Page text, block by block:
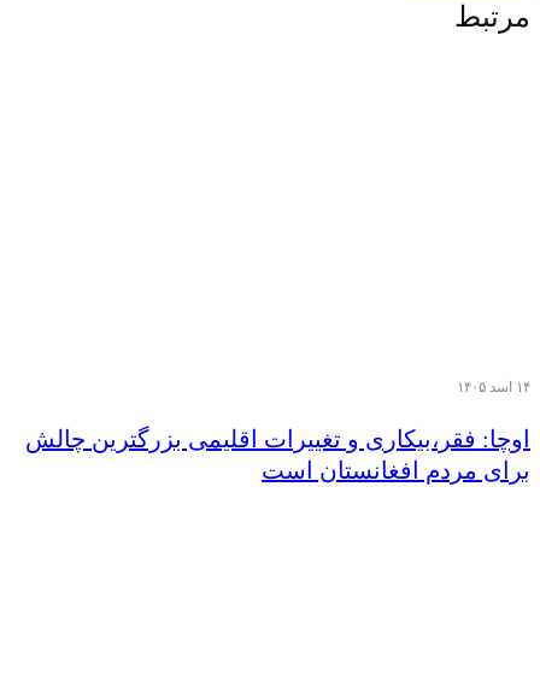
مرتبط
۱۴ اسد ۱۴۰۵
اوچا: فقر،بیکاری و تغییرات اقلیمی بزرگترین چالش
برای مردم افغانستان است